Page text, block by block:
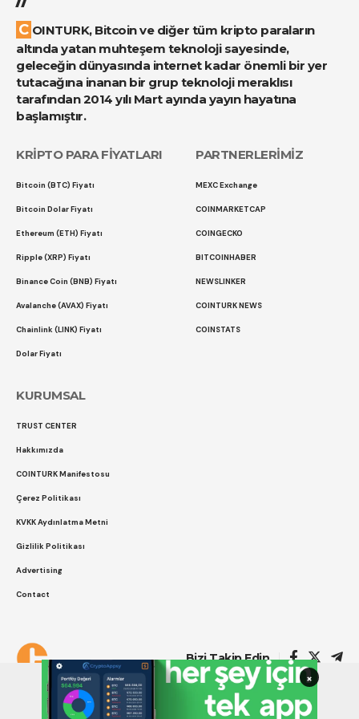
×
COINTURK, Bitcoin ve diğer tüm kripto paraların
altında yatan muhteşem teknoloji sayesinde,
geleceğin dünyasında internet kadar önemli bir yer
tutacağına inanan bir grup teknoloji meraklısı
tarafından 2014 yılı Mart ayında yayın hayatına
başlamıştır.
KRİPTO PARA FİYATLARI
Bitcoin (BTC) Fiyatı
Bitcoin Dolar Fiyatı
Ethereum (ETH) Fiyatı
Ripple (XRP) Fiyatı
Binance Coin (BNB) Fiyatı
Avalanche (AVAX) Fiyatı
Chainlink (LINK) Fiyatı
Dolar Fiyatı
PARTNERLERİMİZ
MEXC Exchange
COINMARKETCAP
COINGECKO
BITCOINHABER
NEWSLINKER
COINTURK NEWS
COINSTATS
KURUMSAL
TRUST CENTER
Hakkımızda
COINTURK Manifestosu
Çerez Politikası
KVKK Aydınlatma Metni
Gizlilik Politikası
Advertising
Contact
Bizi Takip Edin
COINTURK 2014 -2026
Çerez Politikası Gizlilik Politikası